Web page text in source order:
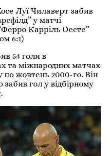
Луї Чилаверт забив
у матчі
Карріль Оесте”
6:1)
54 голи в
та міжнародних матчах
по жовтень 2000-го. Він
забив гол у відбірному